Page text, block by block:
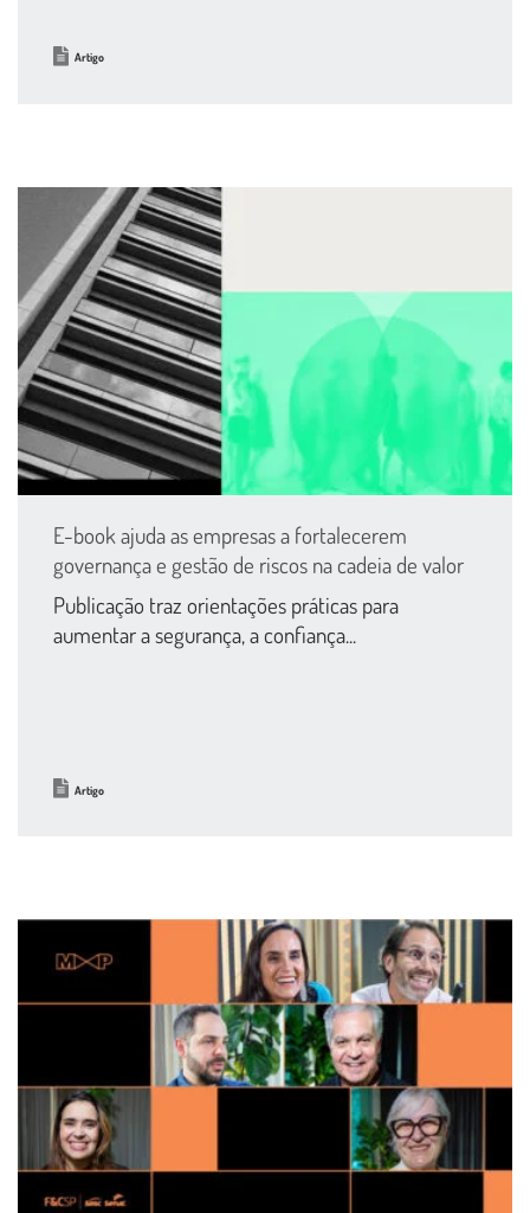
Artigo
E-book ajuda as empresas a fortalecerem
governança e gestão de riscos na cadeia de valor
Publicação traz orientações práticas para
aumentar a segurança, a confiança...
Artigo